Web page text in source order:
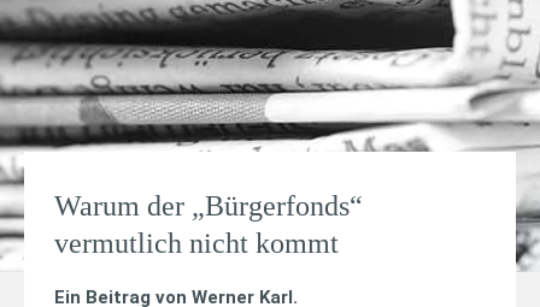
Warum der „Bürgerfonds“
vermutlich nicht kommt
Ein Beitrag von Werner Karl.